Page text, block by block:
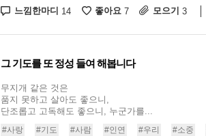
느낌한마디 14 좋아요 7 모으기 3
그 기도를 또 정성 들여 해봅니다
무지개 같은 것은
품지 못하고 살아도 좋으니,
단조롭고 고독해도 좋으니, 누군가를...
#사랑 #기도 #사람 #인연 #우리 #소중